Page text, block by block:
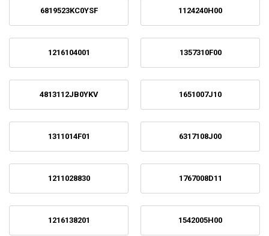
6819523KC0YSF 1124240H00
1216104001 1357310F00
4813112JB0YKV 1651007J10
1311014F01 6317108J00
1211028830 1767008D11
1216138201 1542005H00